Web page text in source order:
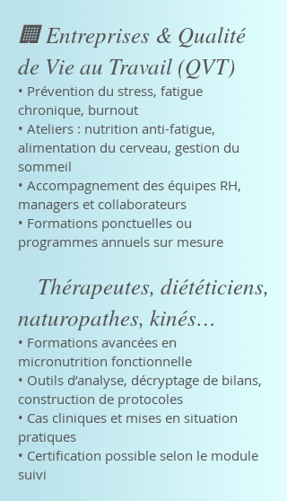
🏢 Entreprises & Qualité
de Vie au Travail (QVT)
• Prévention du stress, fatigue
chronique, burnout
• Ateliers : nutrition anti-fatigue,
alimentation du cerveau, gestion du
sommeil
• Accompagnement des équipes RH,
managers et collaborateurs
• Formations ponctuelles ou
programmes annuels sur mesure
Thérapeutes, diététiciens,
naturopathes, kinés…
• Formations avancées en
micronutrition fonctionnelle
• Outils d’analyse, décryptage de bilans,
construction de protocoles
• Cas cliniques et mises en situation
pratiques
• Certification possible selon le module
suivi